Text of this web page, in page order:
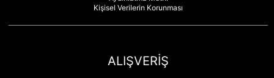
Kişisel Verilerin Korunması
ALIŞVERİŞ